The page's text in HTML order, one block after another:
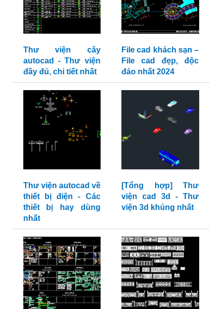
Thư viện cây
autocad - Thư viện
đầy đủ, chi tiết nhất
File cad khách sạn –
File cad đẹp, độc
đáo nhất 2024
Thư viện autocad về
thiết bị điện - Các
thiết bị hay dùng
nhất
[Tổng hợp] Thư
viện cad 3d - Thư
viện 3d khủng nhất